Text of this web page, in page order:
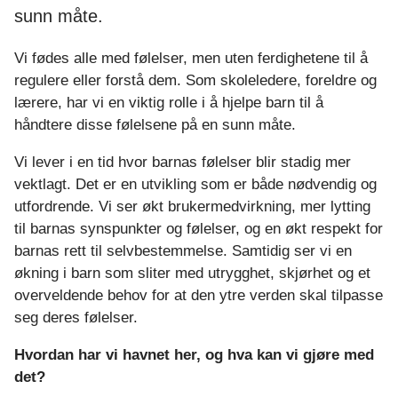
n
u
n
g
d
o
m
s
sunn måte.
Vi fødes alle med følelser, men uten ferdighetene til å
regulere eller forstå dem. Som skoleledere, foreldre og
lærere, har vi en viktig rolle i å hjelpe barn til å
håndtere disse følelsene på en sunn måte.
Vi lever i en tid hvor barnas følelser blir stadig mer
vektlagt. Det er en utvikling som er både nødvendig og
utfordrende. Vi ser økt brukermedvirkning, mer lytting
til barnas synspunkter og følelser, og en økt respekt for
barnas rett til selvbestemmelse. Samtidig ser vi en
økning i barn som sliter med utrygghet, skjørhet og et
overveldende behov for at den ytre verden skal tilpasse
seg deres følelser.
Hvordan har vi havnet her, og hva kan vi gjøre med
det?